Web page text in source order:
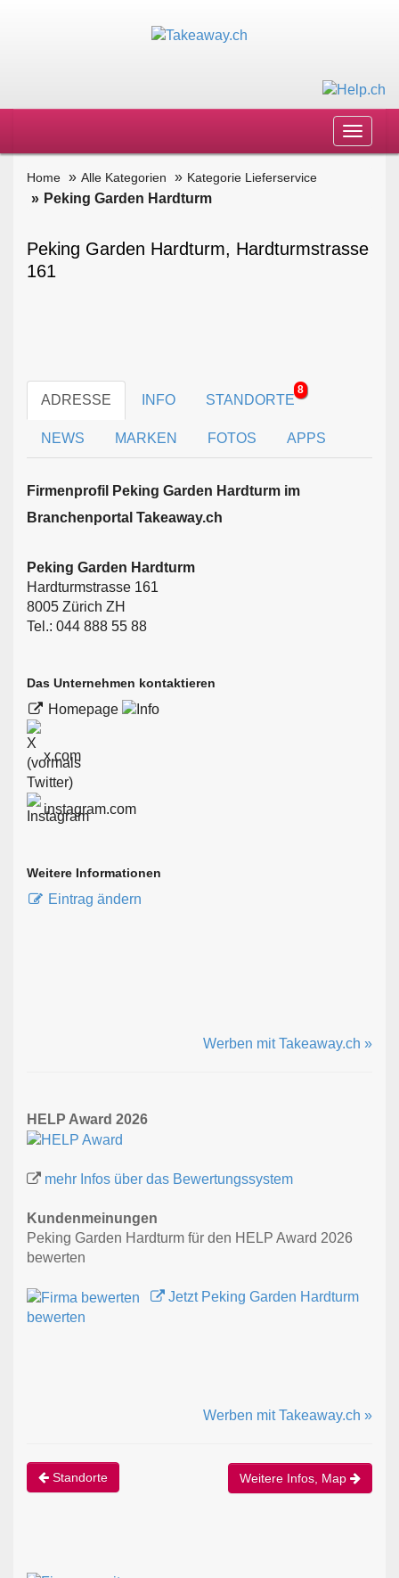
Toggle
Home Alle Kategorien Kategorie Lieferservice
Peking Garden Hardturm
Peking Garden Hardturm, Hardturmstrasse
161
ADRESSE INFO STANDORTE
8
NEWS MARKEN FOTOS APPS
Firmen­profil Peking Garden Hardturm im
Branchen­portal Takeaway.ch
Peking Garden Hardturm
Hardturmstrasse 161
8005 Zürich ZH
Tel.: 044 888 55 88
Das Unternehmen kontaktieren
Homepage
x.com
instagram.com
Weitere Informationen
Eintrag ändern
Werben mit Takeaway.ch »
HELP Award 2026
mehr Infos über das Bewertungssystem
Kundenmeinungen
Peking Garden Hardturm für den HELP Award 2026
bewerten
Jetzt Peking Garden Hardturm
bewerten
Werben mit Takeaway.ch »
Standorte Weitere Infos, Map